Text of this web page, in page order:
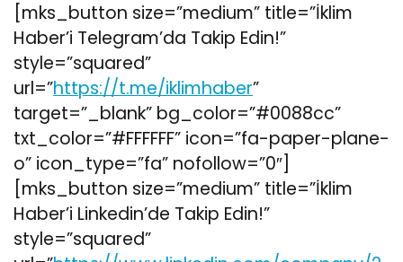
[mks_button size=”medium” title=”İklim
Haber’i Telegram’da Takip Edin!”
style=”squared”
url=”https://t.me/iklimhaber”
target=”_blank” bg_color=”#0088cc”
txt_color=”#FFFFFF” icon=”fa-paper-plane-
o” icon_type=”fa” nofollow=”0″]
[mks_button size=”medium” title=”İklim
Haber’i Linkedin’de Takip Edin!”
style=”squared”